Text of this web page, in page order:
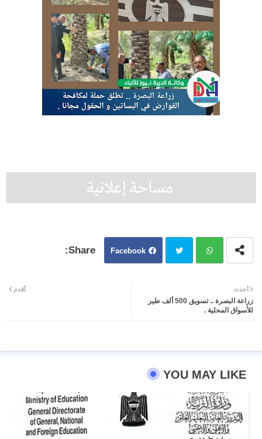
Facebook
ter atsa
أحدث
زراعة البصرة .. تسويق 500 ألف طير
للأسواق المحلية .
أقدم
YOU MAY LIKE